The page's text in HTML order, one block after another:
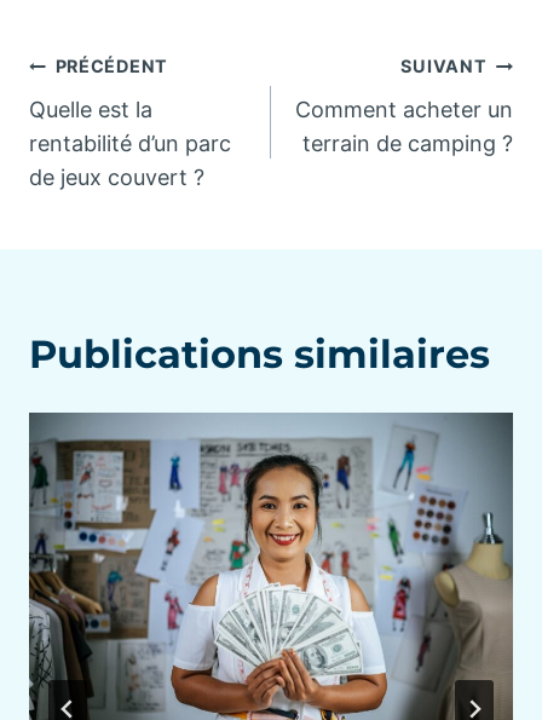
Navigation
de
l’article
PRÉCÉDENT
Quelle est la
rentabilité d’un parc
de jeux couvert ?
SUIVANT
Comment acheter un
terrain de camping ?
Publications similaires